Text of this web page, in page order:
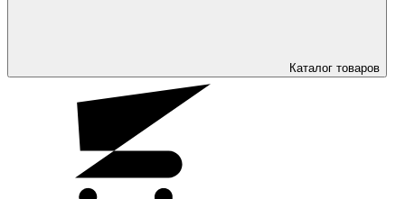
Каталог товаров